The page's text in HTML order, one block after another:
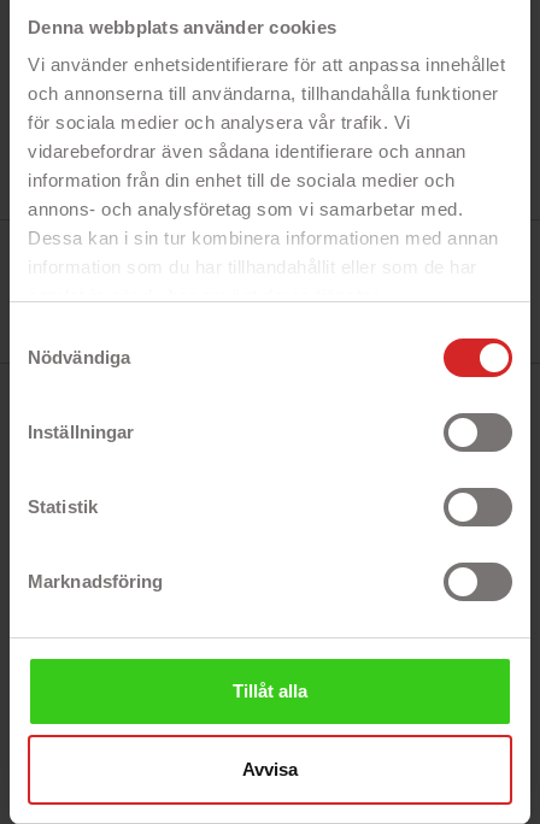
Denna webbplats använder cookies
Vi använder enhetsidentifierare för att anpassa innehållet
och annonserna till användarna, tillhandahålla funktioner
för sociala medier och analysera vår trafik. Vi
vidarebefordrar även sådana identifierare och annan
information från din enhet till de sociala medier och
annons- och analysföretag som vi samarbetar med.
Dessa kan i sin tur kombinera informationen med annan
information som du har tillhandahållit eller som de har
Nödvändiga
Inställningar
Statistik
Marknadsföring
Tillåt alla
Avvisa
Tillverkare:
Deltaco
ULT-CR2016-1P
Deltaco Ultimate Lithium CR2016 3V
knappcellsbatteri 1-pack
batteri är effektiva batterier med en lång
prestanda. Passar för bland annat klockor,
digitalkameror.
- 90 mAh